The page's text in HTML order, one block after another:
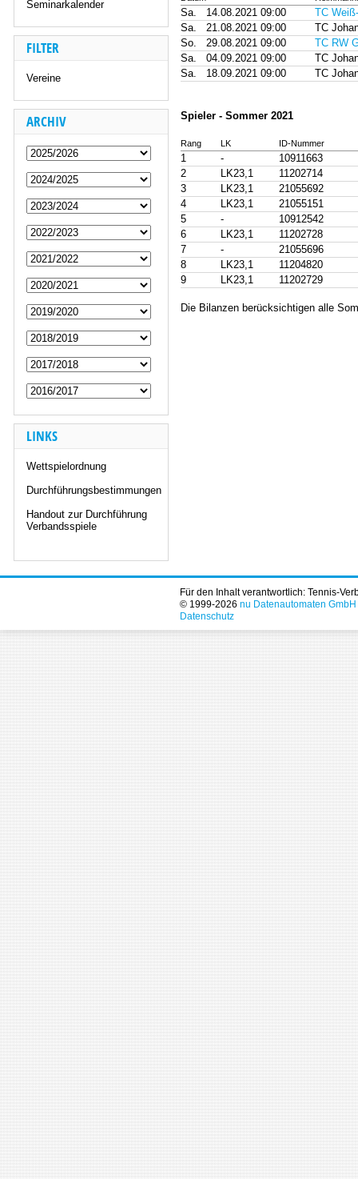
Seminarkalender
FILTER
Vereine
ARCHIV
LINKS
Wettspielordnung
Durchführungsbestimmungen
Handout zur Durchführung
Verbandsspiele
Sa. 14.08.2021 09:00
TC
Sa.
21.08.2021 09:00
TC
So.
29.08.2021 09:00
TC RW
Sa.
04.09.2021 09:00
TC
Sa.
18.09.2021 09:00 TC
Spieler - Sommer 2021
Rang LK ID-Nummer
1 -
10911663
2
LK23,1
11202714
3
LK23,1
21055692
4
LK23,1
21055151
5
-
10912542
6
LK23,1
11202728
7
-
21055696
8
LK23,1
11204820
9
LK23,1 11202729
Die Bilanzen berücksichtigen alle
Für den Inhalt verantwortlich: Tennis-
© 1999-2026 nu Datenautomaten
Datenschutz